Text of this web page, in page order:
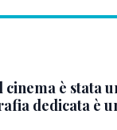
è stata
dedicata è